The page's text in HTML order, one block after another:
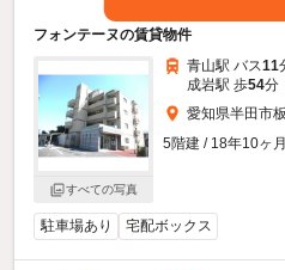
フォンテーヌの賃貸物件
すべての写真
青山駅 バス11
成岩駅 歩54分
愛知県半田市
5階建 / 18年10ヶ
駐車場あり 宅配ボックス